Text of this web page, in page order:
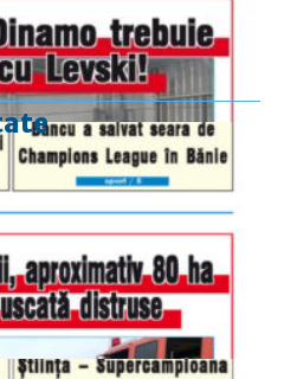
9.00 - 17.00
9.00 - 12.00